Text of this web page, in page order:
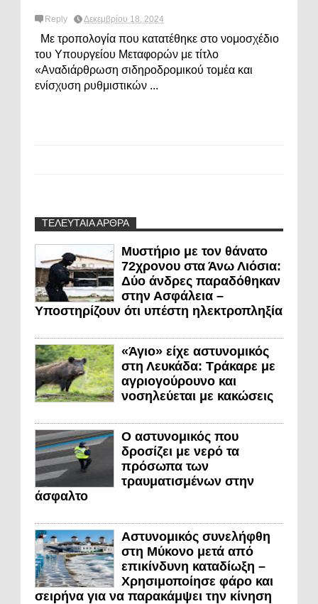
Reply Δεκεμβρίου 18, 2024
Με τροπολογία που κατατέθηκε στο νομοσχέδιο
του Υπουργείου Μεταφορών με τίτλο
«Αναδιάρθρωση σιδηροδρομικού τομέα και
ενίσχυση ρυθμιστικών ...
ΤΕΛΕΥΤΑΙΑ ΑΡΘΡΑ
Μυστήριο με τον θάνατο
72χρονου στα Άνω Λιόσια:
Δύο άνδρες παραδόθηκαν
στην Ασφάλεια –
Υποστηρίζουν ότι υπέστη ηλεκτροπληξία
«Άγιο» είχε αστυνομικός
στη Λευκάδα: Τράκαρε με
αγριογούρουνο και
νοσηλεύεται με κακώσεις
Ο αστυνομικός που
δροσίζει με νερό τα
πρόσωπα των
τραυματισμένων στην
άσφαλτο
Αστυνομικός συνελήφθη
στη Μύκονο μετά από
επικίνδυνη καταδίωξη –
Χρησιμοποίησε φάρο και
σειρήνα για να παρακάμψει την κίνηση